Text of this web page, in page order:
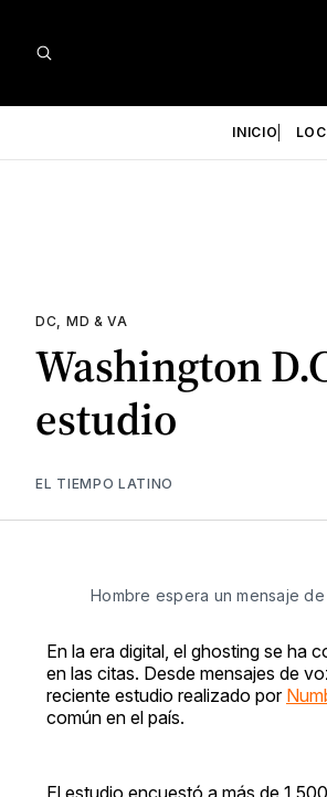
INICIO
DC, MD & VA
Washington
estudio
EL TIEMPO LATINO
Hombre espera un mensaje
En la era digital, el ghosting se ha
en las citas. Desde mensajes de
reciente estudio realizado por
común en el país.
El estudio encuestó a más de